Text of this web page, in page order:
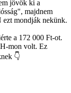
jövök ki a
majdnem
ezt mondják nekünk.
a 172 000 Ft-ot.
mon volt. Ez
👇